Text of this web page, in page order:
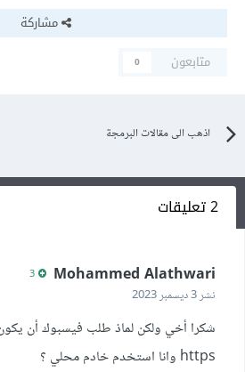
مشاركة
متابعون
0
اذهب الى مقالات البرمجة
2 تعليقات
Mohammed Alathwari
نشر3 ديسمبر 2023
شكرا أخي ولكن لماذ طلب فيسبوك أن يكون
https وانا استخدم خادم محلي ؟